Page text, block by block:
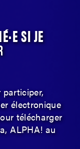
SI JE
participer,
électronique
télécharger
ALPHA! au